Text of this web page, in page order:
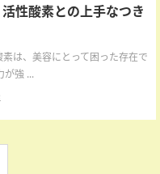
性酸素との上手なつき
は、美容にとって困った存在で
が強 ...